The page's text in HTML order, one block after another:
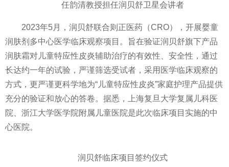
任韵清教授担任润贝舒卫星会讲者
2023年5月，润贝舒联合则正医药（CRO），开展婴童
润肤剂多中心医学临床观察项目。旨在验证润贝舒旗下产品
润肤霜对儿童特应性皮炎辅助治疗的有效性、安全性，通过
长达约一年的试验，严谨筛选受试者，采用医学临床观察的
方式，更严谨更科学地为“儿童特应性皮炎”家庭护理产品提供
充分的验证和放心的答卷。据悉，上海复旦大学复属儿科医
院、浙江大学医学院附属儿童医院是此次临床项目实施的中
心医院。
润贝舒临床项目签约仪式